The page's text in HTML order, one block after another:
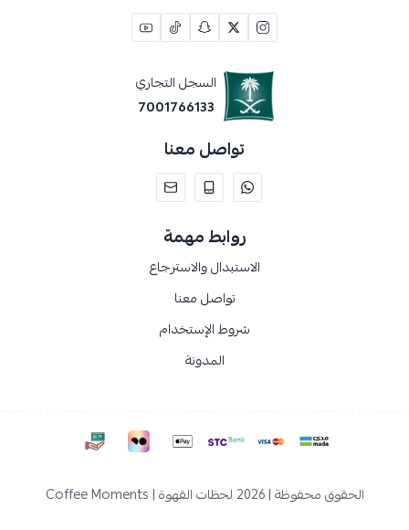
السجل التجاري
7001766133
تواصل معنا
روابط مهمة
الاستبدال والاسترجاع
تواصل معنا
شروط الإستخدام
المدونة
الحقوق محفوظة | 2026 لحظات القهوة | Coffee Moments